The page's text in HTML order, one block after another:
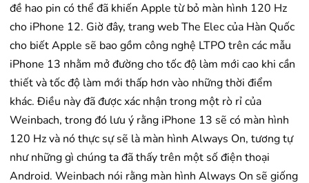
đề hao pin có thể đã khiến Apple từ bỏ màn hình 120 Hz
cho iPhone 12. Giờ đây, trang web The Elec của Hàn Quốc
cho biết Apple sẽ bao gồm công nghệ LTPO trên các mẫu
iPhone 13 nhằm mở đường cho tốc độ làm mới cao khi cần
thiết và tốc độ làm mới thấp hơn vào những thời điểm
khác. Điều này đã được xác nhận trong một rò rỉ của
Weinbach, trong đó lưu ý rằng iPhone 13 sẽ có màn hình
120 Hz và nó thực sự sẽ là màn hình Always On, tương tự
như những gì chúng ta đã thấy trên một số điện thoại
Android. Weinbach nói rằng màn hình Always On sẽ giống